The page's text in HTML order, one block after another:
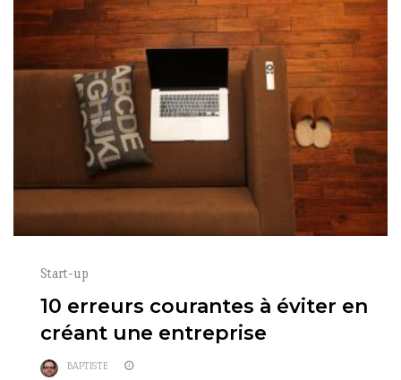
Start-up
10 erreurs courantes à éviter en
créant une entreprise
BAPTISTE